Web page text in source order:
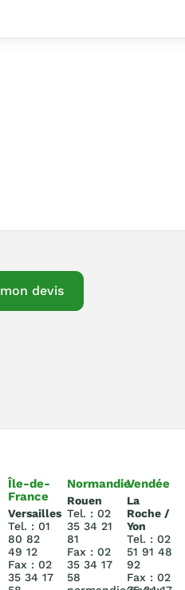
devis
Île-de-
France
Versailles
Tel. : 01
80 82
49 12
Fax : 02
35 34 17
Normandie
Rouen
Tel. : 02
35 34 21
81
Fax : 02
35 34 17
58
Vendée
La
Roche /
Yon
Tel. : 02
51 91 48
92
Fax : 02